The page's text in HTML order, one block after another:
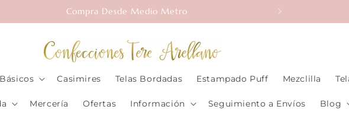
Compra Desde Medio Metro
Básicos Casimires Telas Bordadas Estampado Puff Mezclilla
Mercería Ofertas Información Seguimiento a Envíos Blog